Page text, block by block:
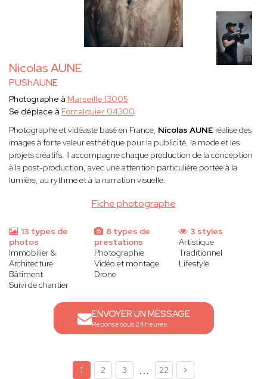
Nicolas AUNE
PUShAUNE
Fiche photographe
Photographe à Marseille 13005
Se déplace à Forcalquier 04300
Photographe et vidéaste basé en France, Nicolas AUNE réalise des
images à forte valeur esthétique pour la publicité, la mode et les
projets créatifs. Il accompagne chaque production de la conception
à la post-production, avec une attention particulière portée à la
lumière, au rythme et à la narration visuelle.
13 types de
photos
Immobilier &
Architecture
Bâtiment
Suivi de chantier
8 types de
prestations
Photographie
Vidéo et montage
Drone
3 styles
Artistique
Traditionnel
Lifestyle
ENVOYER UN MESSAGE
Réponse sous 24 heures
1 2 3 ... 22